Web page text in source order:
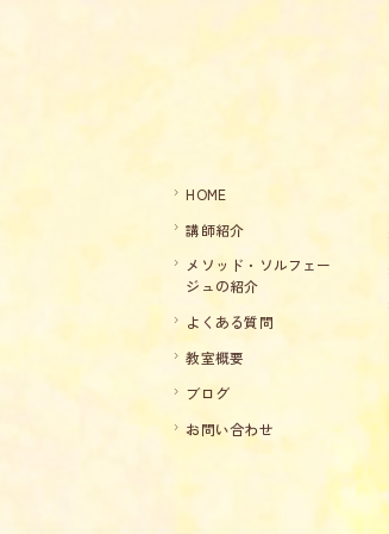
HOME
講師紹介
メソッド・ソルフェー
ジュの紹介
よくある質問
教室概要
ブログ
お問い合わせ